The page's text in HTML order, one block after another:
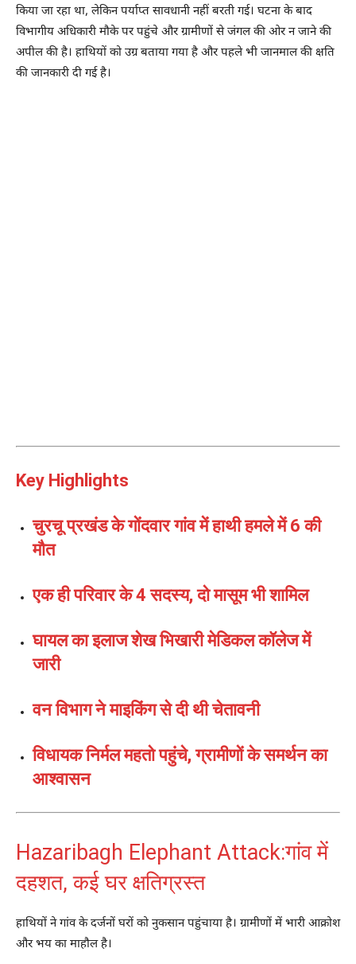
किया जा रहा था, लेकिन पर्याप्त सावधानी नहीं बरती गई। घटना के बाद
विभागीय अधिकारी मौके पर पहुंचे और ग्रामीणों से जंगल की ओर न जाने की
अपील की है। हाथियों को उग्र बताया गया है और पहले भी जानमाल की क्षति
की जानकारी दी गई है।
Key Highlights
चुरचू प्रखंड के गोंदवार गांव में हाथी हमले में 6 की
मौत
एक ही परिवार के 4 सदस्य, दो मासूम भी शामिल
घायल का इलाज शेख भिखारी मेडिकल कॉलेज में
जारी
वन विभाग ने माइकिंग से दी थी चेतावनी
विधायक निर्मल महतो पहुंचे, ग्रामीणों के समर्थन का
आश्वासन
Hazaribagh Elephant Attack:गांव में
दहशत, कई घर क्षतिग्रस्त
हाथियों ने गांव के दर्जनों घरों को नुकसान पहुंचाया है। ग्रामीणों में भारी आक्रोश
और भय का माहौल है।